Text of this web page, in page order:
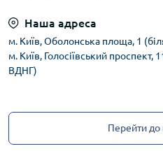
Наша адреса
м. Київ, Оболонська площа, 1
м. Київ, Голосіївський
ВДНГ)
Перейти до